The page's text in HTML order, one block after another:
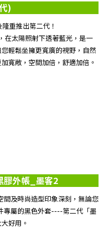
)
重推出第二代！
在太陽照射下透著藍光，是一
您輕鬆坐擁更寬廣的視野，自然
寬敞，空間加倍，舒適加倍。
膠外帳_墨客2
間及時尚造型印象深刻，無論您
專屬的黑色外套----第二代「墨
好用。